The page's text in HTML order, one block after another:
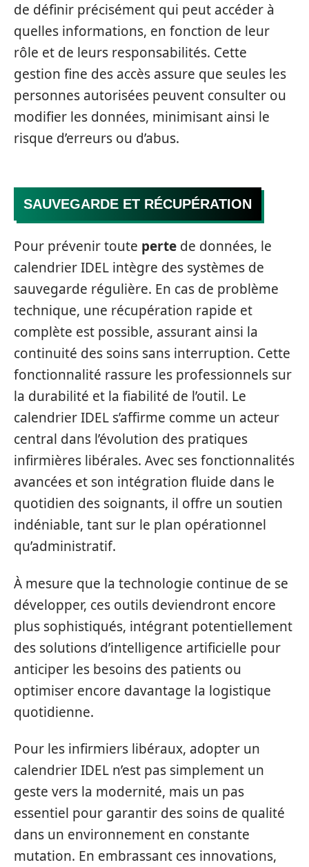
de définir précisément qui peut accéder à
quelles informations, en fonction de leur
rôle et de leurs responsabilités. Cette
gestion fine des accès assure que seules les
personnes autorisées peuvent consulter ou
modifier les données, minimisant ainsi le
risque d’erreurs ou d’abus.
SAUVEGARDE ET RÉCUPÉRATION
Pour prévenir toute perte de données, le
calendrier IDEL intègre des systèmes de
sauvegarde régulière. En cas de problème
technique, une récupération rapide et
complète est possible, assurant ainsi la
continuité des soins sans interruption. Cette
fonctionnalité rassure les professionnels sur
la durabilité et la fiabilité de l’outil. Le
calendrier IDEL s’affirme comme un acteur
central dans l’évolution des pratiques
infirmières libérales. Avec ses fonctionnalités
avancées et son intégration fluide dans le
quotidien des soignants, il offre un soutien
indéniable, tant sur le plan opérationnel
qu’administratif.
À mesure que la technologie continue de se
développer, ces outils deviendront encore
plus sophistiqués, intégrant potentiellement
des solutions d’intelligence artificielle pour
anticiper les besoins des patients ou
optimiser encore davantage la logistique
quotidienne.
Pour les infirmiers libéraux, adopter un
calendrier IDEL n’est pas simplement un
geste vers la modernité, mais un pas
essentiel pour garantir des soins de qualité
dans un environnement en constante
mutation. En embrassant ces innovations,